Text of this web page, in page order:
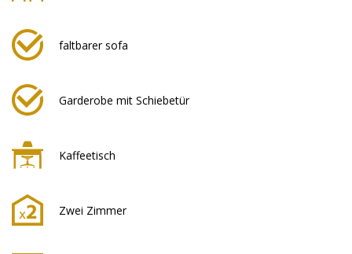
faltbarer sofa
Garderobe mit Schiebetür
Kaffeetisch
Zwei Zimmer